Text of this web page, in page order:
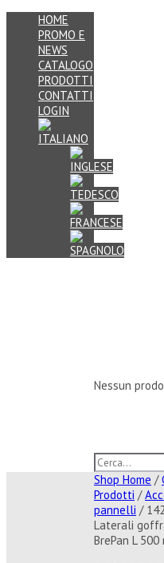
HOME
PROMO E
NEWS
CATALOGO
PRODOTTI
CONTATTI
LOGIN
Nessun
Shop Home /
Prodotti /
pannelli /
Laterali
BrePan L 500